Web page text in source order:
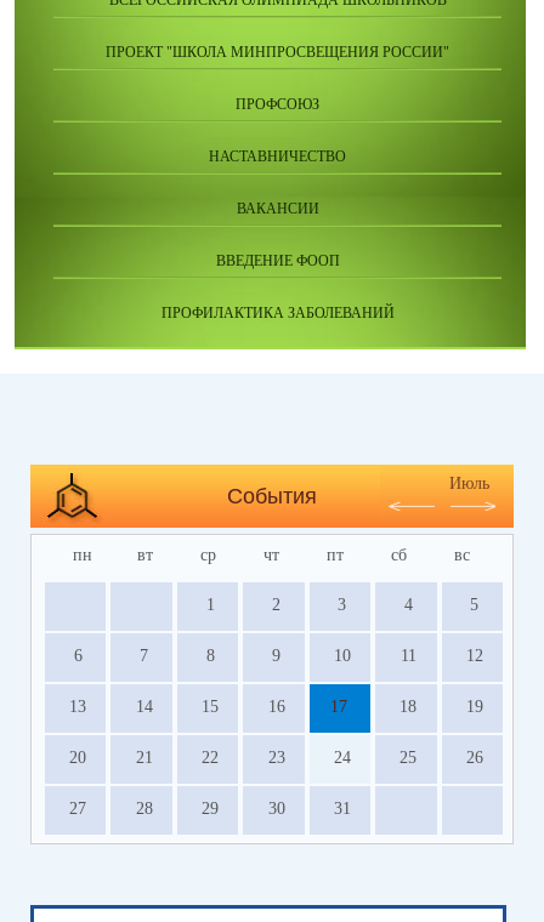
ПРОЕКТ "ШКОЛА МИНПРОСВЕЩЕНИЯ РОССИИ"
ПРОФСОЮЗ
НАСТАВНИЧЕСТВО
ВАКАНСИИ
ВВЕДЕНИЕ ФООП
ПРОФИЛАКТИКА ЗАБОЛЕВАНИЙ
События
Июль
пн вт ср чт пт сб вс
1 2 3 4 5
6 7 8 9 10 11 12
13 14 15 16 17 18 19
20 21 22 23 24 25 26
27 28 29 30 31